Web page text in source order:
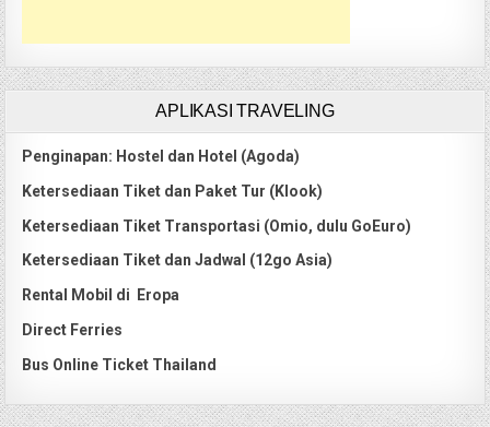
APLIKASI TRAVELING
Penginapan: Hostel dan Hotel (Agoda)
Ketersediaan Tiket dan Paket Tur (Klook)
Ketersediaan Tiket Transportasi (Omio, dulu GoEuro)
Ketersediaan Tiket dan Jadwal (12go Asia)
Rental Mobil di Eropa
Direct Ferries
Bus Online Ticket Thailand